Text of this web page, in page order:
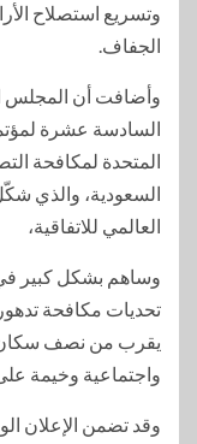
وتسريع استصلاح
الجفاف.
وأضافت أن المجلس
المتحدة لمكافحة
السعودية، والذي
العالمي للاتفاقية،
وساهم بشكل كبير في
تحديات مكافحة
يقرب من نصف سكان
واجتماعية وخيمة
وقد تضمن الإعلان